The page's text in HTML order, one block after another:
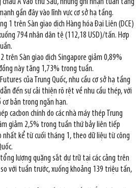
gần đây vào lĩnh vực cơ sở hạ tầng.
1 trên Sàn giao dịch Hàng hóa Đại Liên (DCE)
794 nhân dân tệ (112,18 USD)/tấn. Hợp
trên Sàn giao dịch Singapore giảm 0,89%
này tăng 1,73% trong tuần.
của Trung Quốc, nhu cầu cơ sở hạ tầng
đến sự cải thiện rõ rệt về nhu cầu thép, với
bản trong ngắn hạn.
cacbon chính do các nhà máy thép Trung
giảm 2,5% trong tuần thứ bảy liên tiếp
kể từ cuối tháng 1, theo dữ liệu từ công
lượng quặng sắt dự trữ tại các cảng trên
so với tuần trước, xuống khoảng 139 triệu tấn,